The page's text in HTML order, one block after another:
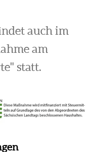
auch im
am
statt.